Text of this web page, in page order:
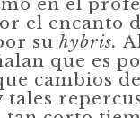
en el
el encanto
su hybris.
que es
cambios
tales